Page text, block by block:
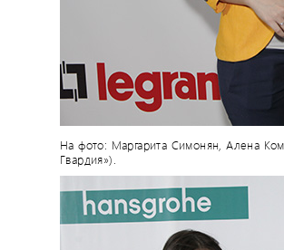
На фото: Маргарита Симонян, Алена
Гвардия»).